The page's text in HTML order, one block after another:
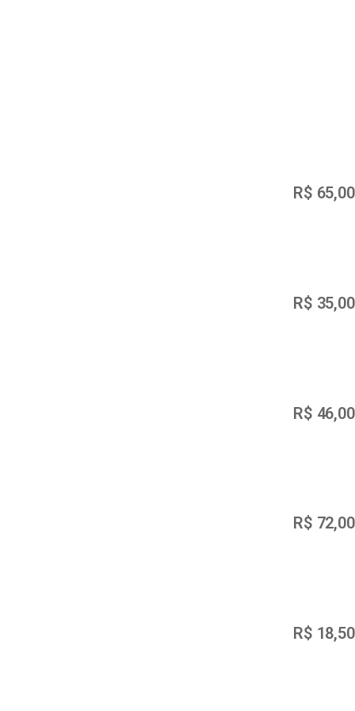
R$ 65,00
R$ 35,00
R$ 46,00
R$ 72,00
R$ 18,50